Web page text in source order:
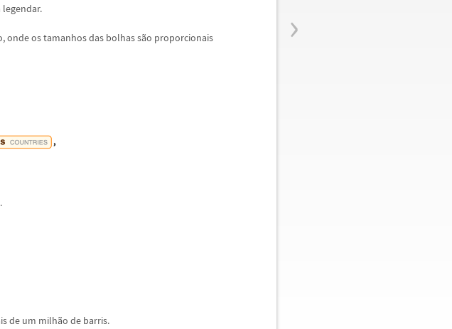
›
legendar.
onde os tamanhos das bolhas são proporcionais
de um milhão de barris.